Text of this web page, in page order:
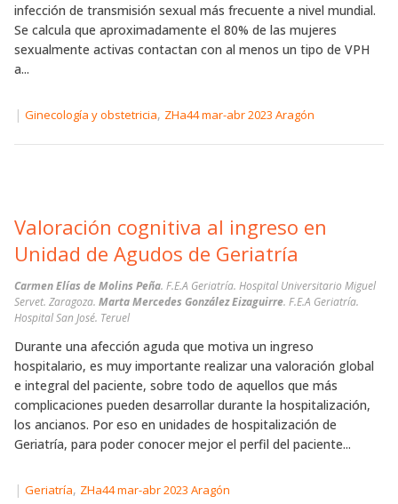
infección de transmisión sexual más frecuente a nivel mundial.
Se calcula que aproximadamente el 80% de las mujeres
sexualmente activas contactan con al menos un tipo de VPH
a...
| Ginecología y obstetricia, ZHa44 mar-abr 2023 Aragón
Valoración cognitiva al ingreso en
Unidad de Agudos de Geriatría
Carmen Elías de Molins Peña. F.E.A Geriatría. Hospital Universitario Miguel
Servet. Zaragoza. Marta Mercedes González Eizaguirre. F.E.A Geriatría.
Hospital San José. Teruel
Durante una afección aguda que motiva un ingreso
hospitalario, es muy importante realizar una valoración global
e integral del paciente, sobre todo de aquellos que más
complicaciones pueden desarrollar durante la hospitalización,
los ancianos. Por eso en unidades de hospitalización de
Geriatría, para poder conocer mejor el perfil del paciente...
| Geriatría, ZHa44 mar-abr 2023 Aragón